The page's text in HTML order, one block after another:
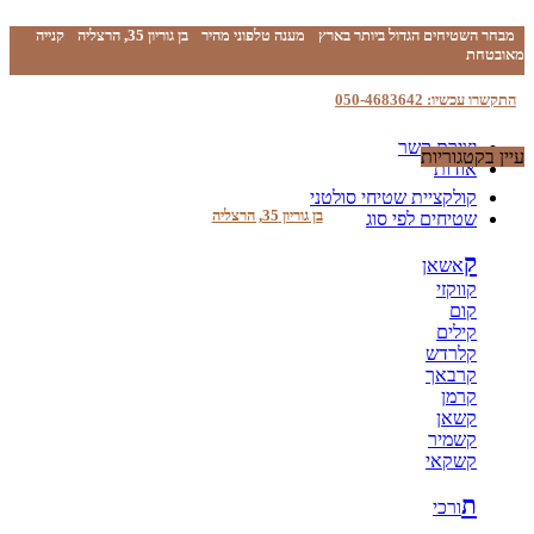
מבחר השטיחים הגדול ביותר בארץ מענה טלפוני מהיר בן גוריון 35, הרצליה
קנייה
מאובטחת
התקשרו עכשיו: 050-4683642
יצירת קשר
אודות
בן גוריון 35, הרצליה
עיין בקטגוריות
קולקציית שטיחי סולטני
שטיחים לפי סוג
קאשאן
קווקזי
קום
קילים
קלרדש
קרבאך
קרמן
קשאן
קשמיר
קשקאי
תורכי